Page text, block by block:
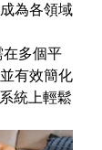
為各領域
多個平
有效簡化
統上輕鬆